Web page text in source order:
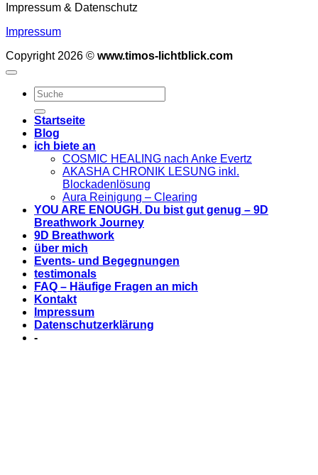
Impressum & Datenschutz
Impressum
Copyright 2026 © www.timos-lichtblick.com
Startseite
Blog
ich biete an
COSMIC HEALING nach Anke Evertz
AKASHA CHRONIK LESUNG inkl.
Blockadenlösung
Aura Reinigung – Clearing
YOU ARE ENOUGH. Du bist gut genug – 9D
Breathwork Journey
9D Breathwork
über mich
Events- und Begegnungen
testimonals
FAQ – Häufige Fragen an mich
Kontakt
Impressum
Datenschutzerklärung
-